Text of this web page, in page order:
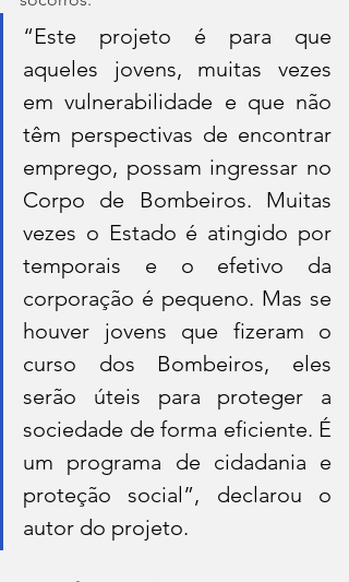
“Este projeto é para que
aqueles jovens, muitas vezes
em vulnerabilidade e que não
têm perspectivas de encontrar
emprego, possam ingressar no
Corpo de Bombeiros. Muitas
vezes o Estado é atingido por
temporais e o efetivo da
corporação é pequeno. Mas se
houver jovens que fizeram o
curso dos Bombeiros, eles
serão úteis para proteger a
sociedade de forma eficiente. É
um programa de cidadania e
proteção social”, declarou o
autor do projeto.